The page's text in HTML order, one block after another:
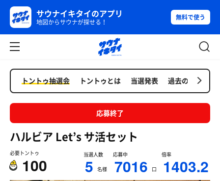
サウナイキタイのアプリ
地図からサウナが探せる！
無料で使う
トントゥ抽選会 トントゥとは 当選発表 過去の抽選会
応募終了
ハルビア Let’s サ活セット
必要トントゥ
100
当選人数
5 名様
応募中
7016 口
倍率
1403.2